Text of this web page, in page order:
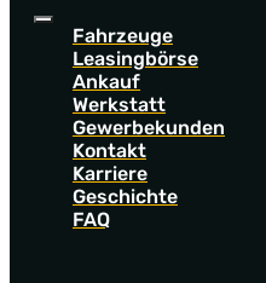
Fahrzeuge
Leasingbörse
Ankauf
Werkstatt
Gewerbekunden
Kontakt
Karriere
Geschichte
FAQ